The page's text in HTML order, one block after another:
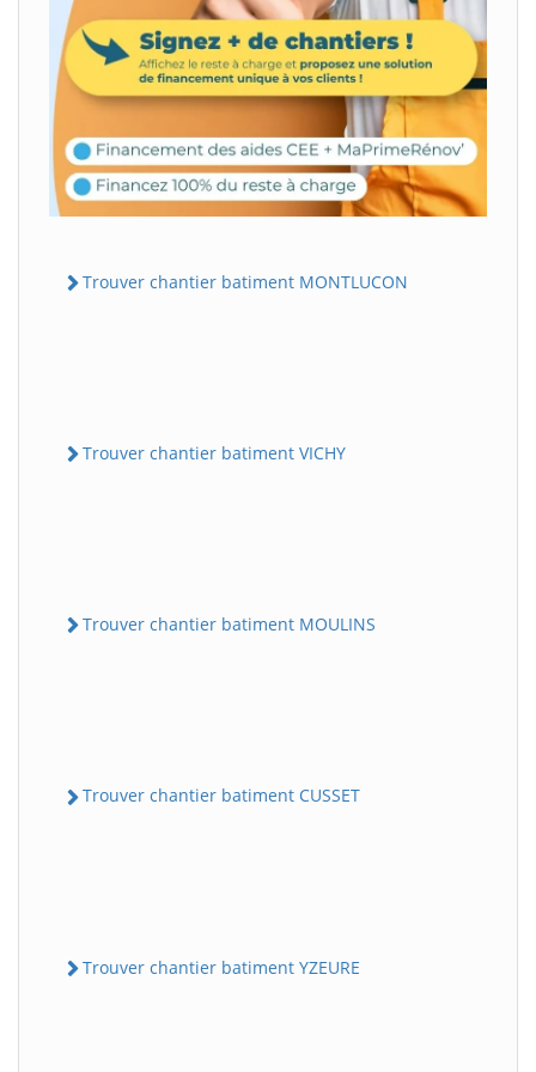
Trouver chantier batiment MONTLUCON
Trouver chantier batiment VICHY
Trouver chantier batiment MOULINS
Trouver chantier batiment CUSSET
Trouver chantier batiment YZEURE